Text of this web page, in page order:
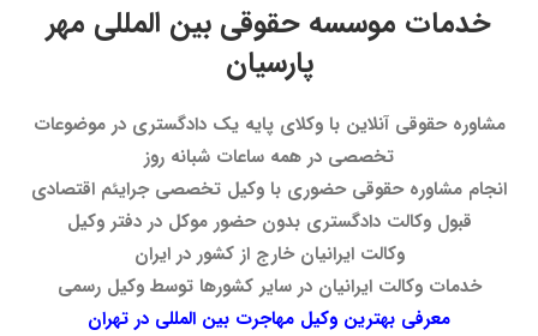
خدمات موسسه حقوقی بین المللی مهر
پارسیان
مشاوره حقوقی آنلاین با وکلای پایه یک دادگستری در موضوعات
تخصصی در همه ساعات شبانه روز
انجام مشاوره حقوقی حضوری با وکیل تخصصی جرایئم اقتصادی
قبول وکالت دادگستری بدون حضور موکل در دفتر وکیل
وکالت ایرانیان خارج از کشور در ایران
خدمات وکالت ایرانیان در سایر کشورها توسط وکیل رسمی
معرفی بهترین وکیل مهاجرت بین المللی در تهران